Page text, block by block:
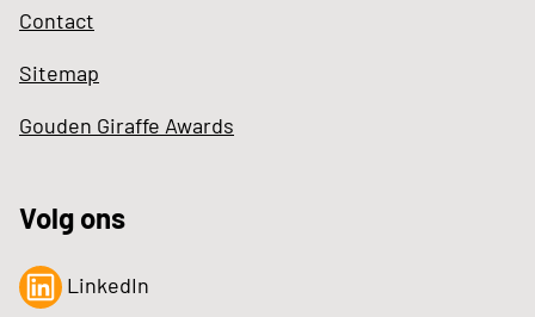
Contact
Sitemap
Gouden Giraffe Awards
Volg ons
LinkedIn